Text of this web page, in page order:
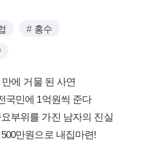
홍수
에 거물 된 사연
국민에 1억원씩 준다
부위를 가진 남자의 진실
만원으로 내집마련!